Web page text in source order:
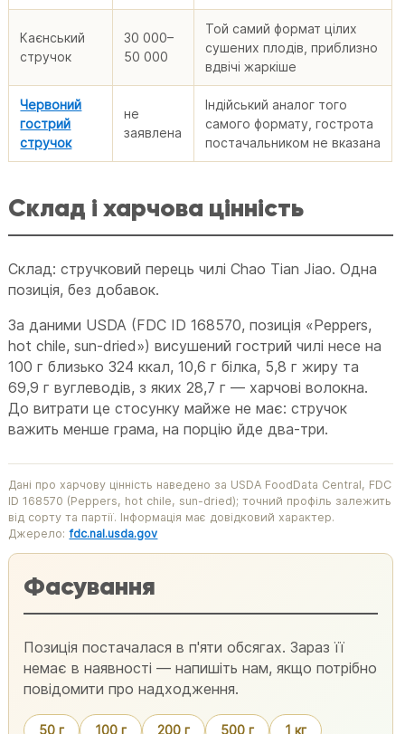
Каєнський
стручок
30 000–
50 000
Той самий формат цілих
сушених плодів, приблизно
вдвічі жаркіше
Червоний
гострий
стручок
не
заявлена
Індійський аналог того
самого формату, гострота
постачальником не вказана
Склад і харчова цінність
Склад: стручковий перець чилі Chao Tian Jiao. Одна
позиція, без добавок.
За даними USDA (FDC ID 168570, позиція «Peppers,
hot chile, sun-dried») висушений гострий чилі несе на
100 г близько 324 ккал, 10,6 г білка, 5,8 г жиру та
69,9 г вуглеводів, з яких 28,7 г — харчові волокна.
До витрати це стосунку майже не має: стручок
важить менше грама, на порцію йде два-три.
Дані про харчову цінність наведено за USDA FoodData Central, FDC
ID 168570 (Peppers, hot chile, sun-dried); точний профіль залежить
від сорту та партії. Інформація має довідковий характер.
Джерело:fdc.nal.usda.gov
Фасування
Позиція постачалася в п'яти обсягах. Зараз її
немає в наявності — напишіть нам, якщо потрібно
повідомити про надходження.
50 г 100 г 200 г 500 г 1 кг